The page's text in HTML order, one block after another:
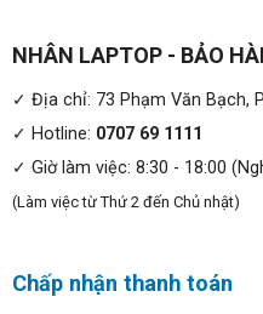
NHÂN LAPTOP - BẢO
✓ Địa chỉ: 73 Phạm Văn Bạch,
✓ Hotline: 0707 69 1111
✓ Giờ làm việc: 8:30 - 18:00
(Làm việc từ Thứ 2 đến Chủ nhật)
Chấp nhận thanh toán